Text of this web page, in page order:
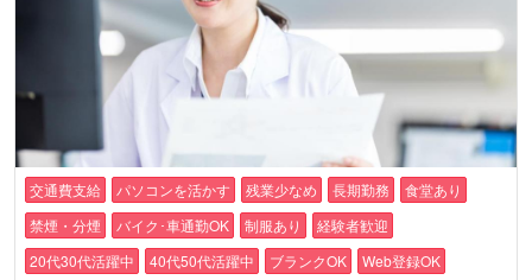
交通費支給 パソコンを活かす 残業少なめ 長期勤務
食堂あり
禁煙・分煙
バイク･車通勤OK 制服あり
経験者歓迎
20代30代活躍中
40代50代活躍中 ブランクOK
Web登録OK